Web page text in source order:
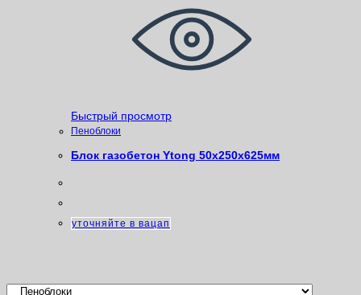
Быстрый просмотр
Пеноблоки
Блок газобетон Ytong 50х250х625мм
уточняйте в вацап